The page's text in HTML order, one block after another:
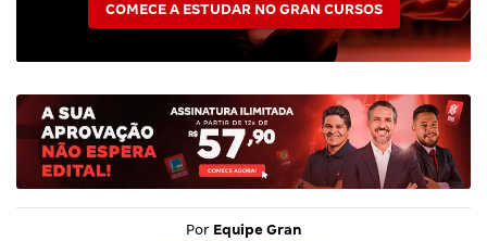
COMECE A ESTUDAR NO GRAN CURSOS
Por Equipe Gran